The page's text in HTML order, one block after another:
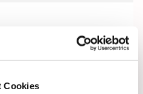
Cookies
ihre Singstimme nach
auszuprobieren und